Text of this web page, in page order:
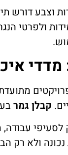
וצבע דורש
ולפרטי
מדדי
קבלן גמר
עבודה,
ולא רק